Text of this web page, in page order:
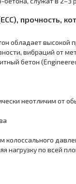
прочность,
обладает высокой
вибраций от
бетон
неотличим от
нагрузку по всей